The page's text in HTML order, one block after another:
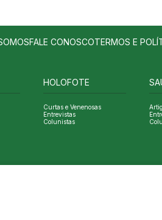
FALE CONOSCOTERMOS E
HOLOFOTE
Curtas e Venenosas
Entrevistas
Colunistas